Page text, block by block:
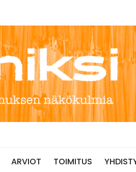
ARVIOT TOIMITUS